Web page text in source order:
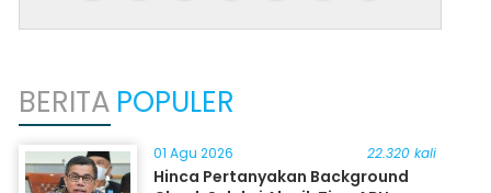
BERITA POPULER
01 Agu 2026 22.320 kali
Hinca Pertanyakan Background